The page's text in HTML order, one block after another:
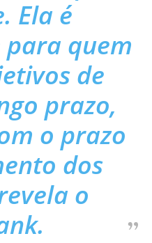
Ela é
quem
de
prazo,
o prazo
dos
o